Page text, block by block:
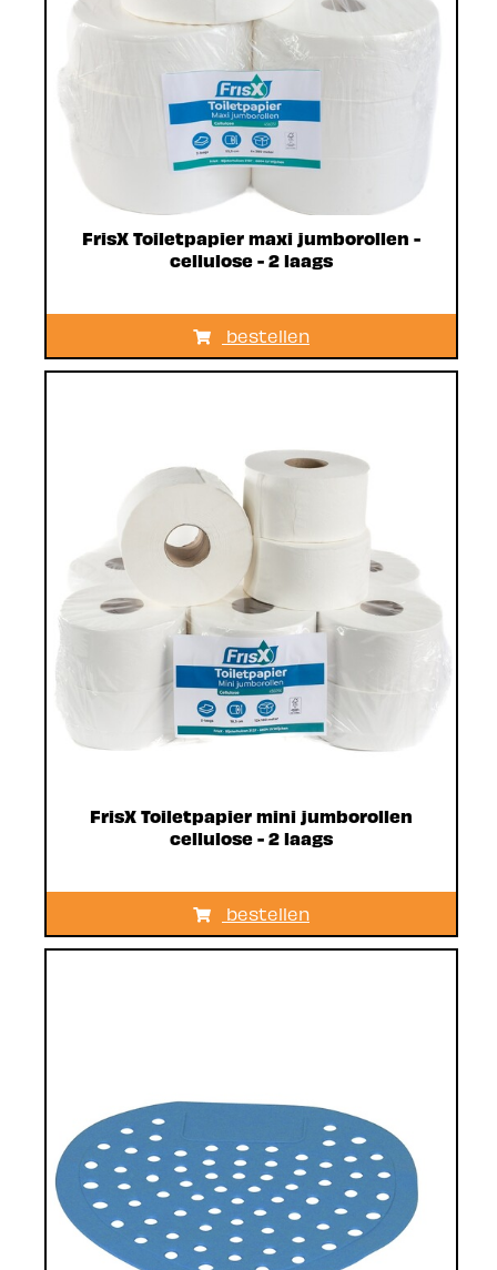
FrisX Toiletpapier maxi jumborollen -
cellulose - 2 laags
bestellen
FrisX Toiletpapier mini jumborollen
cellulose - 2 laags
bestellen